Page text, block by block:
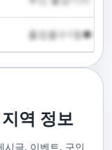
서 선택하실 수 있으며,
를 가진 관리사들로 구
죠.서비스의 질을 높이
하고 있답니다. 부산 출
어요, 이점 참고해주세
어 서비스를 경험하실
을 간단하게 필수적인
비스 이용 중에 문제가
해 만취 상태일 경우에
소통이 중요해요, 그래
70,000원, 90분에
화를 통한 문의와 예약
해 최선을 다할 것입니
되어 있으니 주저하지
것입니다. 이 방식을 통
있습니다. 최근
과 긴 스트로크를 사용
통증을 완화하는 데 효
신체의 전반적인 피로
월하여, 많은 사람들이
마사지는 동양의 전통
를 조합하여 신체의
을 증진시키고 근육의
며, 전반적인 신체 기
을 수 있어 사무실이나
리와 어깨의 피로를 해
스트레스 감소에 도움
을 평가하고, 여러분에
립니다.때론, 그냥 누워
로운 힐링의 기회를 제
정 등 다양한 효능을
여러분의 건강을 지키
주급
출장콜수1등●하
주급
역 정보
시글, 이벤트, 구인